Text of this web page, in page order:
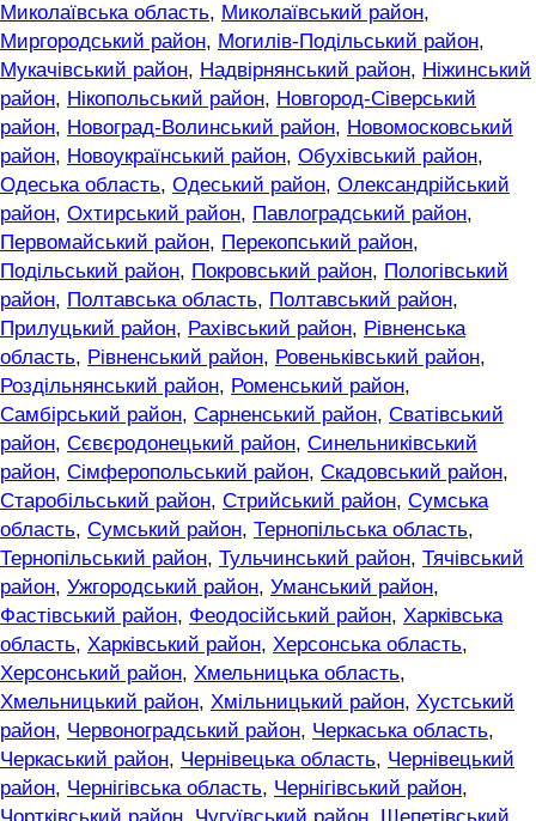
Миколаївська область, Миколаївський район,
Миргородський район, Могилів-Подільський район,
Мукачівський район, Надвірнянський район, Ніжинський
район, Нікопольський район, Новгород-Сіверський
район, Новоград-Волинський район, Новомосковський
район, Новоукраїнський район, Обухівський район,
Одеська область, Одеський район, Олександрійський
район, Охтирський район, Павлоградський район,
Первомайський район, Перекопський район,
Подільський район, Покровський район, Пологівський
район, Полтавська область, Полтавський район,
Прилуцький район, Рахівський район, Рівненська
область, Рівненський район, Ровеньківський район,
Роздільнянський район, Роменський район,
Самбірський район, Сарненський район, Сватівський
район, Сєвєродонецький район, Синельниківський
район, Сімферопольський район, Скадовський район,
Старобільський район, Стрийський район, Сумська
область, Сумський район, Тернопільська область,
Тернопільський район, Тульчинський район, Тячівський
район, Ужгородський район, Уманський район,
Фастівський район, Феодосійський район, Харківська
область, Харківський район, Херсонська область,
Херсонський район, Хмельницька область,
Хмельницький район, Хмільницький район, Хустський
район, Червоноградський район, Черкаська область,
Черкаський район, Чернівецька область, Чернівецький
район, Чернігівська область, Чернігівський район,